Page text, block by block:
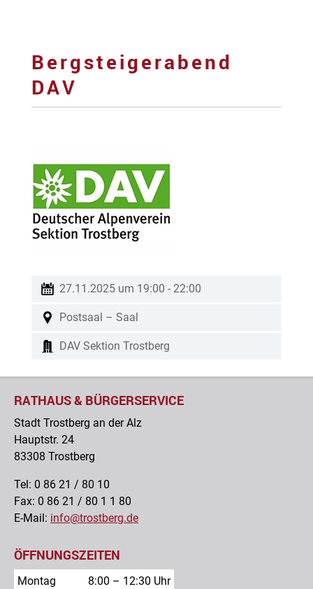
Bergsteigerabend
DAV
27.11.2025 um 19:00 - 22:00
Postsaal – Saal
DAV Sektion Trostberg
RATHAUS & BÜRGERSERVICE
Stadt Trostberg an der Alz
Hauptstr. 24
83308 Trostberg
Tel: 0 86 21 / 80 10
Fax: 0 86 21 / 80 1 1 80
E-Mail: info@trostberg.de
ÖFFNUNGSZEITEN
Montag
8:00 – 12:30 Uhr